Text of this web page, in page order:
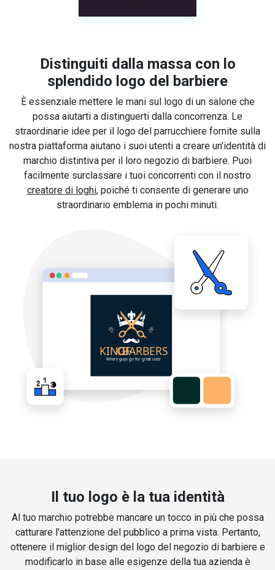
Distinguiti dalla massa con lo
splendido logo del barbiere
È essenziale mettere le mani sul logo di un salone che
possa aiutarti a distinguerti dalla concorrenza. Le
straordinarie idee per il logo del parrucchiere fornite sulla
nostra piattaforma aiutano i suoi utenti a creare un'identità di
marchio distintiva per il loro negozio di barbiere. Puoi
facilmente surclassare i tuoi concorrenti con il nostro
creatore di loghi, poiché ti consente di generare uno
straordinario emblema in pochi minuti.
Il tuo logo è la tua identità
Al tuo marchio potrebbe mancare un tocco in più che possa
catturare l'attenzione del pubblico a prima vista. Pertanto,
ottenere il miglior design del logo del negozio di barbiere e
modificarlo in base alle esigenze della tua azienda è